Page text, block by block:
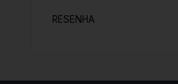
RESENHA